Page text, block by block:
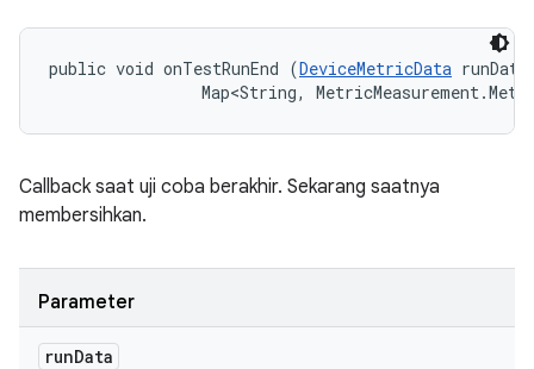
public void onTestRunEnd (DeviceMetricData
Map<String,
Callback saat uji coba berakhir. Sekarang saatnya
membersihkan.
Parameter
runData